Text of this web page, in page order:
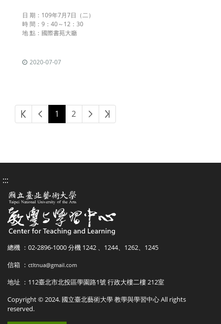
日 期：109年7月7日（二）
時 間：9：40～12：30
地 點：國際書苑大廳
2020-07-07
第一頁上一頁
1 2 下一頁最後頁
:::
總機 ：02-2896-1000 分機 1242 、1244、1262、1245
信箱 ： ctltnua@gmail.com
地址 ：112臺北市北投區學園路1號 行政大樓二樓 212室
Copyright © 2024. 國立臺北藝術大學 教學與學習中心 All rights
reserved.